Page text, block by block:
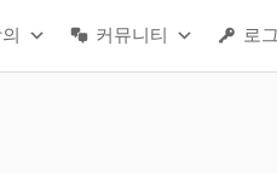
커뮤니티 로